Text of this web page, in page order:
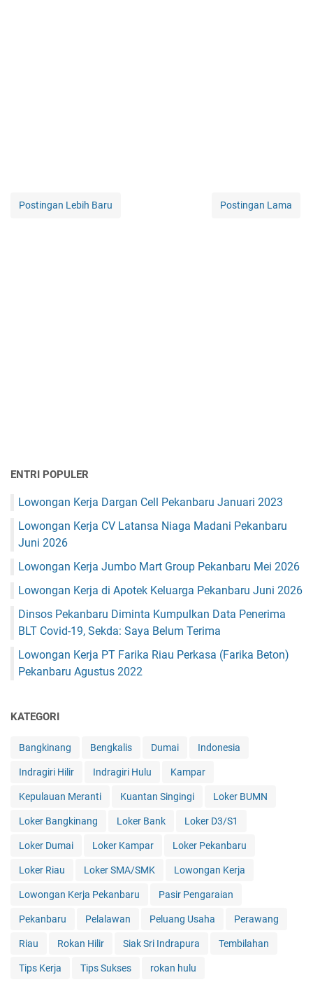
Postingan Lebih Baru Postingan Lama
ENTRI POPULER
Lowongan Kerja Dargan Cell Pekanbaru Januari 2023
Lowongan Kerja CV Latansa Niaga Madani Pekanbaru
Juni 2026
Lowongan Kerja Jumbo Mart Group Pekanbaru Mei 2026
Lowongan Kerja di Apotek Keluarga Pekanbaru Juni 2026
Dinsos Pekanbaru Diminta Kumpulkan Data Penerima
BLT Covid-19, Sekda: Saya Belum Terima
Lowongan Kerja PT Farika Riau Perkasa (Farika Beton)
Pekanbaru Agustus 2022
KATEGORI
Bangkinang Bengkalis Dumai Indonesia
Indragiri Hilir Indragiri Hulu Kampar
Kepulauan Meranti Kuantan Singingi Loker BUMN
Loker Bangkinang Loker Bank Loker D3/S1
Loker Dumai Loker Kampar Loker Pekanbaru
Loker Riau Loker SMA/SMK Lowongan Kerja
Lowongan Kerja Pekanbaru Pasir Pengaraian
Pekanbaru Pelalawan Peluang Usaha Perawang
Riau Rokan Hilir Siak Sri Indrapura Tembilahan
Tips Kerja Tips Sukses rokan hulu